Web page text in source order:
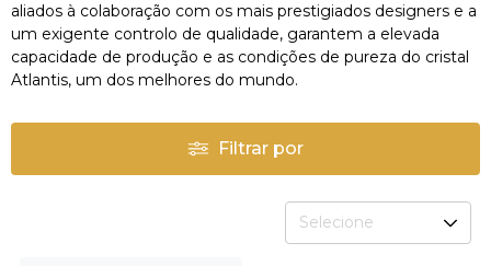
aliados à colaboração com os mais prestigiados designers e a
um exigente controlo de qualidade, garantem a elevada
capacidade de produção e as condições de pureza do cristal
Atlantis, um dos melhores do mundo.
Filtrar por
Selecione